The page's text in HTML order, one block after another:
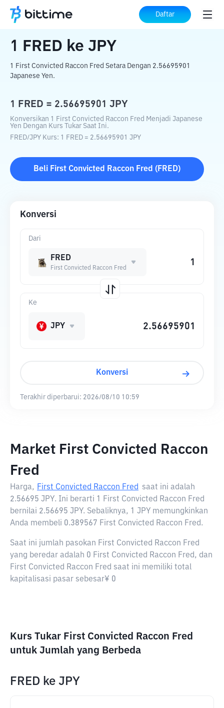
Daftar
Beranda Konverter Kripto JPY
1 FRED ke JPY
1 First Convicted Raccon Fred Setara Dengan 2.56695901
Japanese Yen.
1 FRED = 2.56695901 JPY
Konversikan 1 First Convicted Raccon Fred Menjadi Japanese
Yen Dengan Kurs Tukar Saat Ini.
FRED/JPY Kurs: 1 FRED = 2.56695901 JPY
Beli First Convicted Raccon Fred ( FRED)
Konversi
Dari
FRED
First Convicted Raccon Fred
Ke
JPY
Konversi
Terakhir diperbarui: 2026/08/10 10:59
Market First Convicted Raccon
Fred
Harga, First Convicted Raccon Fred
saat ini adalah
2.56695 JPY. Ini berarti 1 First Convicted Raccon Fred
bernilai 2.56695 JPY. Sebaliknya, 1 JPY memungkinkan
Anda membeli 0.389567 First Convicted Raccon Fred.
Saat ini jumlah pasokan First Convicted Raccon Fred
yang beredar adalah 0 First Convicted Raccon Fred, dan
First Convicted Raccon Fred saat ini memiliki total
kapitalisasi pasar sebesar¥ 0
Kurs Tukar First Convicted Raccon Fred
untuk Jumlah yang Berbeda
FRED ke JPY